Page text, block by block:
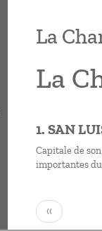
La
La
1. SAN
Capitale de
importantes
Pagination
Page
précédente
‹‹